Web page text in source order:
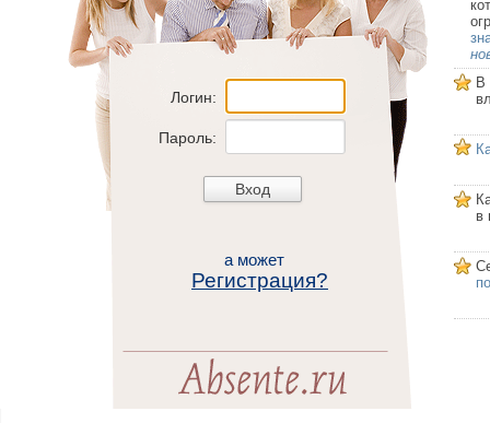
Логин:
Пароль:
а может
Регистрация?
В
в